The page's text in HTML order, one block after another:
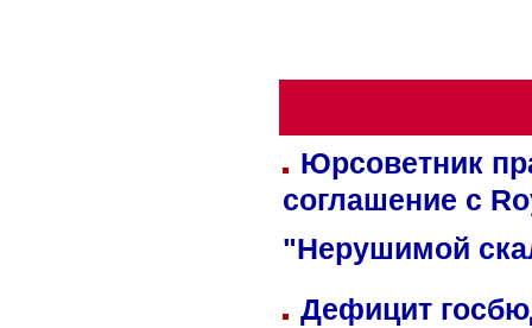
Юрсоветник
соглашение с
"Нерушимой
Дефицит